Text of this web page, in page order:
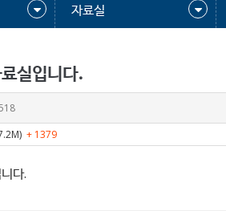
자료실
실입니다.
+ 1379
다.